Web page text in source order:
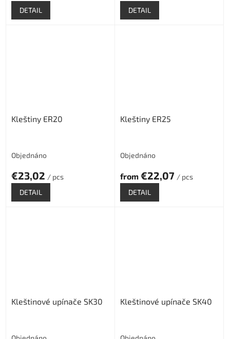
DETAIL
DETAIL
Kleštiny ER20
Objednáno
€23,02 / pcs
DETAIL
Kleštiny ER25
Objednáno
from €22,07 / pcs
DETAIL
Kleštinové upínače SK30 Kleštinové upínače SK40